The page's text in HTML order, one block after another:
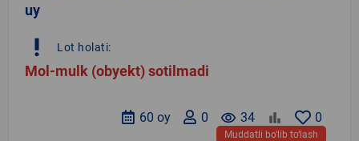
uy
priority_high Lot holati:
Mol-mulk (obyekt) sotilmadi
0
remove_red_eye 34
0
60 oy
Muddatli bo‘lib to‘lash